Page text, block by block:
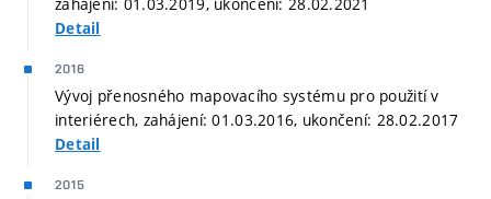
Detail
2016
Vývoj přenosného mapovacího systému pro použití v
interiérech, zahájení: 01.03.2016, ukončení: 28.02.2017
Detail
2015